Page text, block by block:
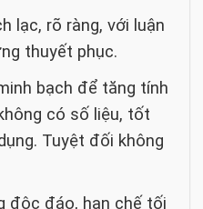
lạc, rõ ràng, với luận
thuyết phục.
bạch để tăng tính
có số liệu, tốt
Tuyệt đối không
độc đáo, hạn chế tối